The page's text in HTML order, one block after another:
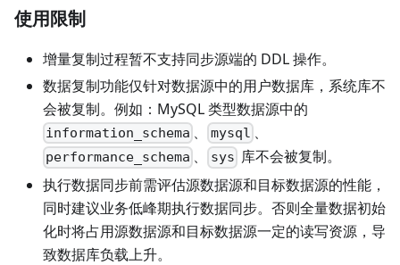
使用限制
增量复制过程暂不支持同步源端的 DDL 操作。
数据复制功能仅针对数据源中的用户数据库，系统库不
会被复制。例如：MySQL 类型数据源中的
information_schema 、 mysql 、
performance_schema 、 sys 库不会被复制。
执行数据同步前需评估源数据源和目标数据源的性能，
同时建议业务低峰期执行数据同步。否则全量数据初始
化时将占用源数据源和目标数据源一定的读写资源，导
致数据库负载上升。